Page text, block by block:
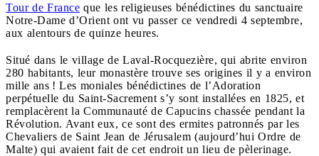
Tour de France que les religieuses bénédictines du sanctuaire
Notre-Dame d’Orient ont vu passer ce vendredi 4 septembre,
aux alentours de quinze heures.
Situé dans le village de Laval-Rocquezière, qui abrite environ
280 habitants, leur monastère trouve ses origines il y a environ
mille ans ! Les moniales bénédictines de l’Adoration
perpétuelle du Saint-Sacrement s’y sont installées en 1825, et
remplacèrent la Communauté de Capucins chassée pendant la
Révolution. Avant eux, ce sont des ermites patronnés par les
Chevaliers de Saint Jean de Jérusalem (aujourd’hui Ordre de
Malte) qui avaient fait de cet endroit un lieu de pèlerinage.